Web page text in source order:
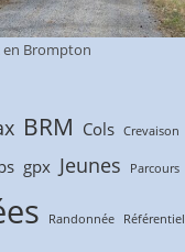
en Brompton
BRM Cols Crevaison
gpx Jeunes Parcours
Randonnée Référentiel